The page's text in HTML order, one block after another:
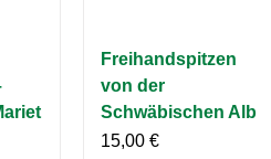
Freihandspitzen
von der
Schwäbischen Alb
15,00 €